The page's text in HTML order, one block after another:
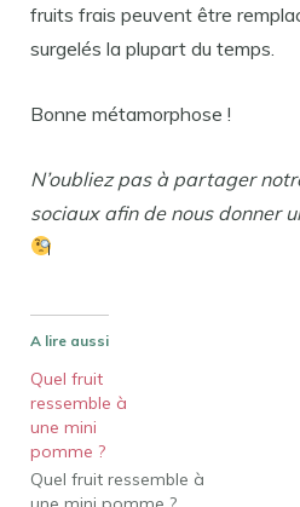
fruits frais peuvent être
surgelés la plupart du temps.
Bonne métamorphose !
N’oubliez pas à partager
sociaux afin de nous donner
A lire aussi
Quel fruit
ressemble à
une mini
pomme ?
Quel fruit ressemble à